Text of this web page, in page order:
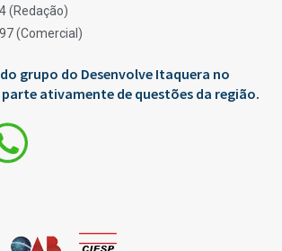
(Redação)
(Comercial)
grupo do Desenvolve Itaquera no
ativamente de questões da região.